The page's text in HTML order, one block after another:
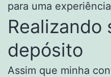
para uma
Realizando
depósito
Assim que minha